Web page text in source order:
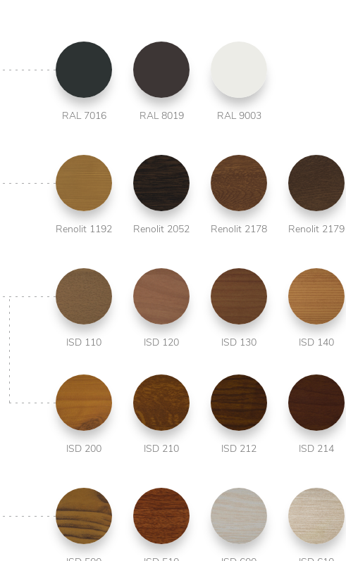
RAL 7016 RAL 8019 RAL 9003
Renolit 1192 Renolit 2052 Renolit 2178 Renolit 2179
ISD 110 ISD 120 ISD 130 ISD 140
ISD 200 ISD 210 ISD 212 ISD 214